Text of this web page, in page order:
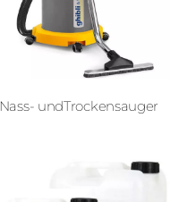
Nass- und­Trockensauger